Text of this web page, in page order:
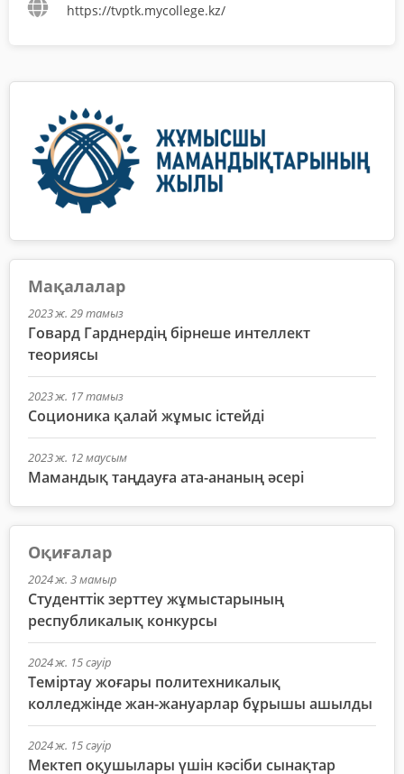
https://tvptk.mycollege.kz/
Мақалалар
2023 ж. 29 тамыз
Говард Гарднердің бірнеше интеллект
теориясы
2023 ж. 17 тамыз
Соционика қалай жұмыс істейді
2023 ж. 12 маусым
Мамандық таңдауға ата-ананың әсері
Оқиғалар
2024 ж. 3 мамыр
Студенттік зерттеу жұмыстарының
республикалық конкурсы
2024 ж. 15 сәуір
Теміртау жоғары политехникалық
колледжінде жан-жануарлар бұрышы ашылды
2024 ж. 15 сәуір
Мектеп оқушылары үшін кәсіби сынақтар